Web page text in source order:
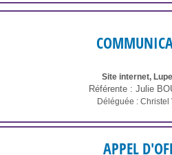
Site internet,
Référente : Julie
Déléguée : Christel
APPEL